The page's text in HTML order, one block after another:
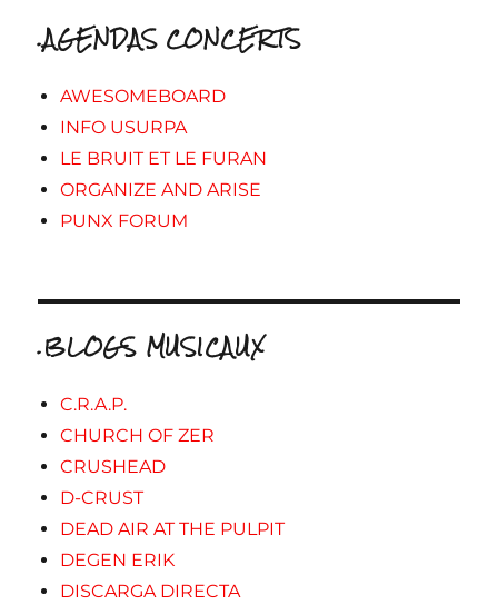
.AGENDAS CONCERTS
AWESOMEBOARD
INFO USURPA
LE BRUIT ET LE FURAN
ORGANIZE AND ARISE
PUNX FORUM
.BLOGS MUSICAUX
C.R.A.P.
CHURCH OF ZER
CRUSHEAD
D-CRUST
DEAD AIR AT THE PULPIT
DEGEN ERIK
DISCARGA DIRECTA